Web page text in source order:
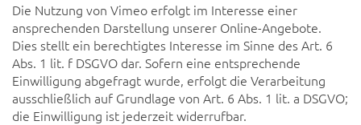
Die Nutzung von Vimeo erfolgt im Interesse einer
ansprechenden Darstellung unserer Online-Angebote.
Dies stellt ein berechtigtes Interesse im Sinne des Art. 6
Abs. 1 lit. f DSGVO dar. Sofern eine entsprechende
Einwilligung abgefragt wurde, erfolgt die Verarbeitung
ausschließlich auf Grundlage von Art. 6 Abs. 1 lit. a DSGVO;
die Einwilligung ist jederzeit widerrufbar.